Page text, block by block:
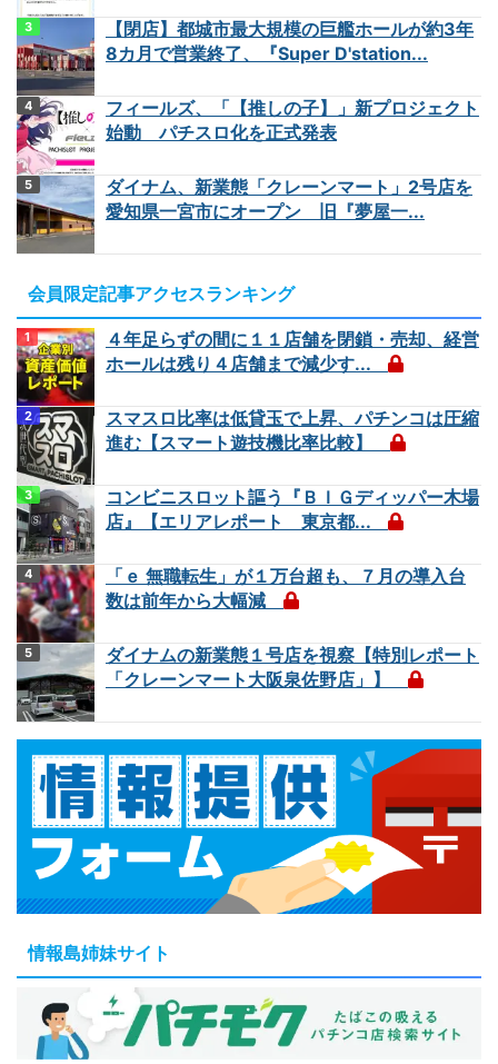
【閉店】都城市最大規模の巨艦ホールが約3年
8カ月で営業終了、『Super D'station...
フィールズ、「【推しの子】」新プロジェクト
始動 パチスロ化を正式発表
ダイナム、新業態「クレーンマート」2号店を
愛知県一宮市にオープン 旧『夢屋一...
会員限定記事アクセスランキング
４年足らずの間に１１店舗を閉鎖・売却、経営
ホールは残り４店舗まで減少す...
スマスロ比率は低貸玉で上昇、パチンコは圧縮
進む【スマート遊技機比率比較】
コンビニスロット謳う『ＢＩＧディッパー木場
店』【エリアレポート 東京都...
「ｅ 無職転生」が１万台超も、７月の導入台
数は前年から大幅減
ダイナムの新業態１号店を視察【特別レポート
「クレーンマート大阪泉佐野店」】
情報島姉妹サイト